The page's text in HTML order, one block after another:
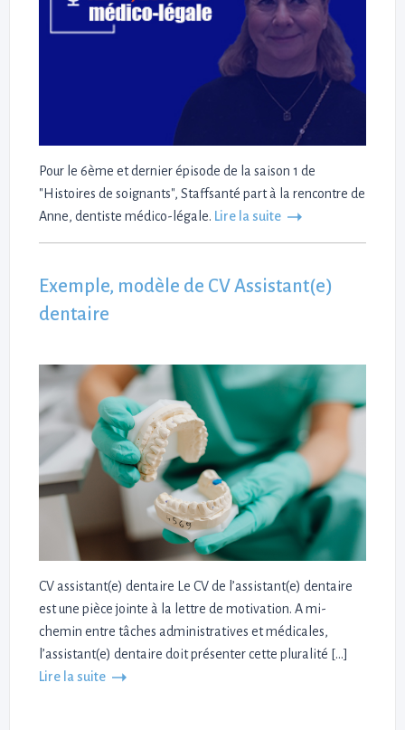
Pour le 6ème et dernier épisode de la saison 1 de
"Histoires de soignants", Staffsanté part à la rencontre de
Anne, dentiste médico-légale. Lire la suite
Exemple, modèle de CV Assistant(e)
dentaire
CV assistant(e) dentaire Le CV de l’assistant(e) dentaire
est une pièce jointe à la lettre de motivation. A mi-
chemin entre tâches administratives et médicales,
l’assistant(e) dentaire doit présenter cette pluralité […]
Lire la suite